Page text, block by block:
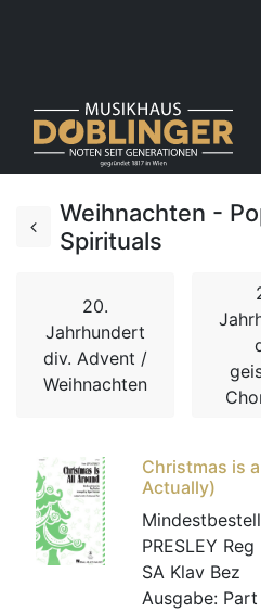
Weihnachten -
Spirituals
20.
Jahrhundert
div. Advent /
Weihnachten
Christmas is
Actually)
PRESLEY Reg
SA Klav Bez
Ausgabe: Part